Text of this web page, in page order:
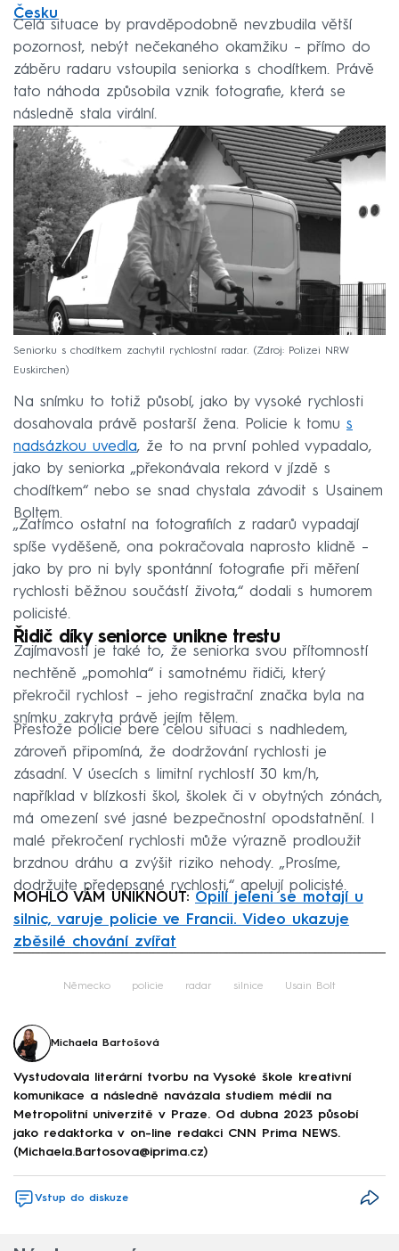
Česku
Celá situace by pravděpodobně nevzbudila větší
pozornost, nebýt nečekaného okamžiku – přímo do
záběru radaru vstoupila seniorka s chodítkem. Právě
tato náhoda způsobila vznik fotografie, která se
následně stala virální.
Seniorku s chodítkem zachytil rychlostní radar.
Zdroj: Polizei NRW
Euskirchen
Na snímku to totiž působí, jako by vysoké rychlosti
dosahovala právě postarší žena. Policie k tomu s
nadsázkou uvedla, že to na první pohled vypadalo,
jako by seniorka „překonávala rekord v jízdě s
chodítkem“ nebo se snad chystala závodit s Usainem
Boltem.
„Zatímco ostatní na fotografiích z radarů vypadají
spíše vyděšeně, ona pokračovala naprosto klidně –
jako by pro ni byly spontánní fotografie při měření
rychlosti běžnou součástí života,“ dodali s humorem
policisté.
Řidič díky seniorce unikne trestu
Zajímavostí je také to, že seniorka svou přítomností
nechtěně „pomohla“ i samotnému řidiči, který
překročil rychlost – jeho registrační značka byla na
snímku zakryta právě jejím tělem.
Přestože policie bere celou situaci s nadhledem,
zároveň připomíná, že dodržování rychlosti je
zásadní. V úsecích s limitní rychlostí 30 km/h,
například v blízkosti škol, školek či v obytných zónách,
má omezení své jasné bezpečnostní opodstatnění. I
malé překročení rychlosti může výrazně prodloužit
brzdnou dráhu a zvýšit riziko nehody. „Prosíme,
dodržujte předepsané rychlosti,“ apelují policisté.
MOHLO VÁM UNIKNOUT: Opilí jeleni se motají u
silnic, varuje policie ve Francii. Video ukazuje
zběsilé chování zvířat
Německo policie radar silnice Usain Bolt
Michaela Bartošová
Vystudovala literární tvorbu na Vysoké škole kreativní
komunikace a následně navázala studiem médií na
Metropolitní univerzitě v Praze. Od dubna 2023 působí
jako redaktorka v on-line redakci CNN Prima NEWS.
(Michaela.Bartosova@iprima.cz)
Vstup do diskuze